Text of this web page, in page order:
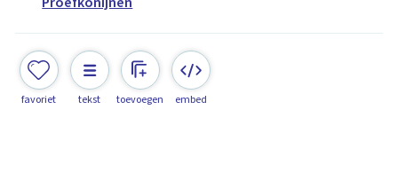
favoriet tekst toevoegen embed